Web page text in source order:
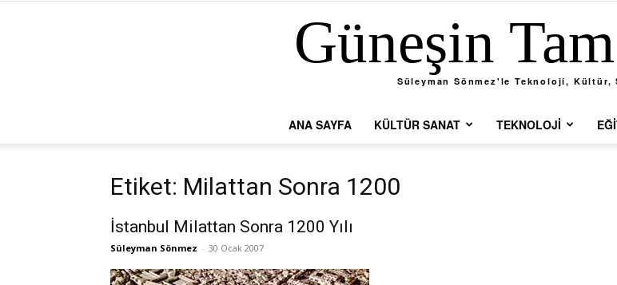
Güneşin
Süleyman Sönmez'le Teknoloji, Kültür,
ANA SAYFA KÜLTÜR SANAT TEKNOLOJI
Etiket: Milattan Sonra 1200
İstanbul Milattan Sonra 1200 Yılı
Süleyman Sönmez - 30 Ocak 2007